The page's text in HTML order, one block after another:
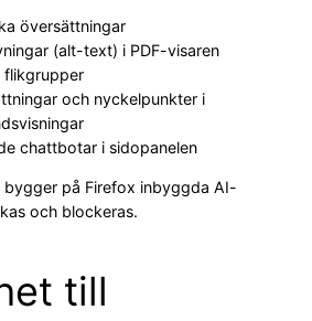
översättningar
(alt-text) i PDF-visaren
flikgrupper
och nyckelpunkter i
chattbotar i sidopanelen
bygger på Firefox inbyggda AI-
och blockeras.
till